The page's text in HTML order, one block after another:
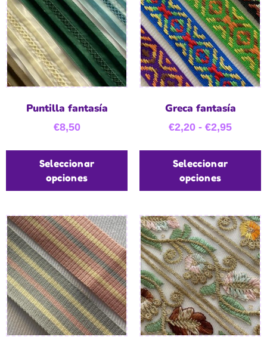
Puntilla fantasía
€8,50
Seleccionar
opciones
Greca fantasía
€2,20 - €2,95
Seleccionar
opciones